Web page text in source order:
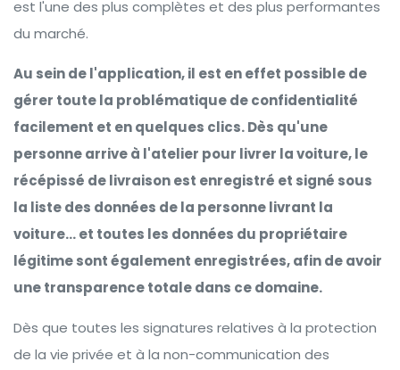
est l'une des plus complètes et des plus performantes
du marché.
Au sein de l'application, il est en effet possible de
gérer toute la problématique de confidentialité
facilement et en quelques clics. Dès qu'une
personne arrive à l'atelier pour livrer la voiture, le
récépissé de livraison est enregistré et signé sous
la liste des données de la personne livrant la
voiture... et toutes les données du propriétaire
légitime sont également enregistrées, afin de avoir
une transparence totale dans ce domaine.
Dès que toutes les signatures relatives à la protection
de la vie privée et à la non-communication des